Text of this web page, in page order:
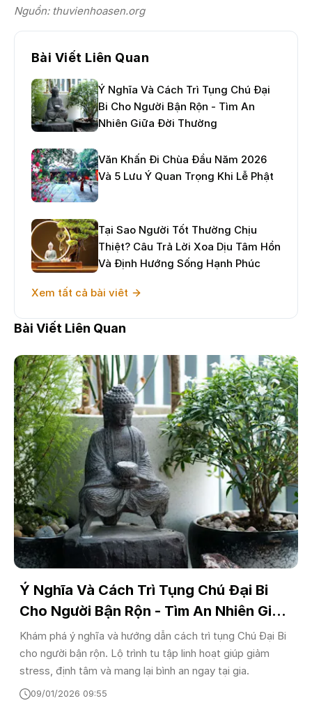
Nguồn: thuvienhoasen.org
Bài Viết Liên Quan
Ý Nghĩa Và Cách Trì Tụng Chú Đại
Bi Cho Người Bận Rộn - Tìm An
Nhiên Giữa Đời Thường
Văn Khấn Đi Chùa Đầu Năm 2026
Và 5 Lưu Ý Quan Trọng Khi Lễ Phật
Tại Sao Người Tốt Thường Chịu
Thiệt? Câu Trả Lời Xoa Dịu Tâm Hồn
Và Định Hướng Sống Hạnh Phúc
Xem tất cả bài viêt
Bài Viết Liên Quan
Ý Nghĩa Và Cách Trì Tụng Chú Đại Bi
Cho Người Bận Rộn - Tìm An Nhiên Giữa
Đời Thường
Khám phá ý nghĩa và hướng dẫn cách trì tụng Chú Đại Bi
cho người bận rộn. Lộ trình tu tập linh hoạt giúp giảm
stress, định tâm và mang lại bình an ngay tại gia.
09/01/2026 09:55